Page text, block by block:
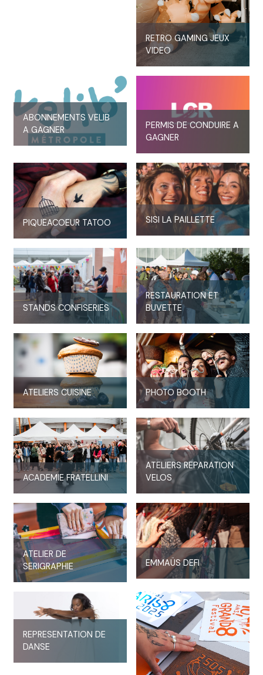
RETRO GAMING JEUX
VIDEO
ABONNEMENTS VELIB
A GAGNER
PERMIS DE CONDUIRE A
GAGNER
PIQUEACOEUR TATOO SISI LA PAILLETTE
STANDS CONFISERIES
RESTAURATION ET
BUVETTE
ATELIERS CUISINE PHOTO BOOTH
ACADEMIE FRATELLINI
ATELIERS REPARATION
VELOS
ATELIER DE
SERIGRAPHIE
EMMAÜS DEFI
REPRESENTATION DE
DANSE